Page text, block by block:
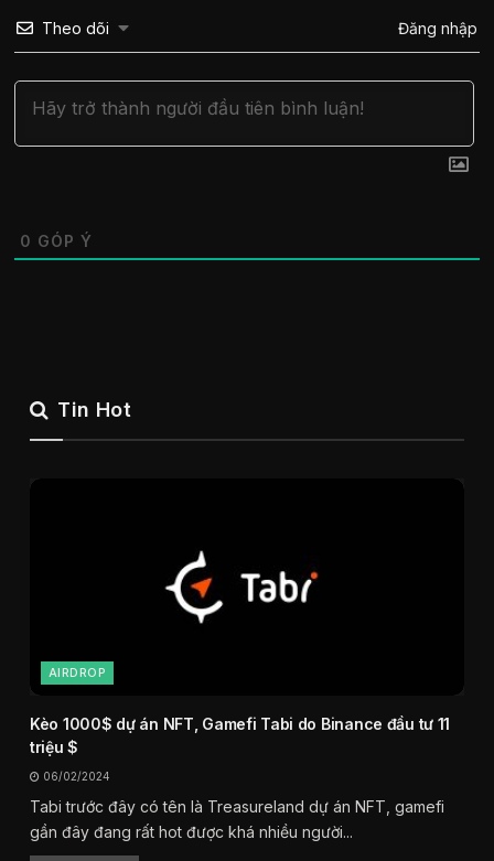
Theo dõi Đăng nhập
0 GÓP Ý
Tin Hot
AIRDROP
Kèo 1000$ dự án NFT, Gamefi Tabi do Binance đầu tư 11
triệu $
06/02/2024
Tabi trước đây có tên là Treasureland dự án NFT, gamefi
gần đây đang rất hot được khá nhiều người...